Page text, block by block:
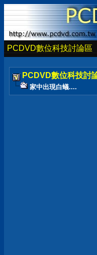
PCDVD數位科技討論區
PCDVD數位科技討
家中出現白蟻....